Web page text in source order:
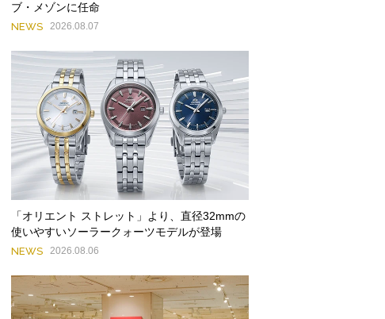
ブ・メゾンに任命
NEWS 2026.08.07
「オリエント ストレット」より、直径32mmの
使いやすいソーラークォーツモデルが登場
NEWS 2026.08.06